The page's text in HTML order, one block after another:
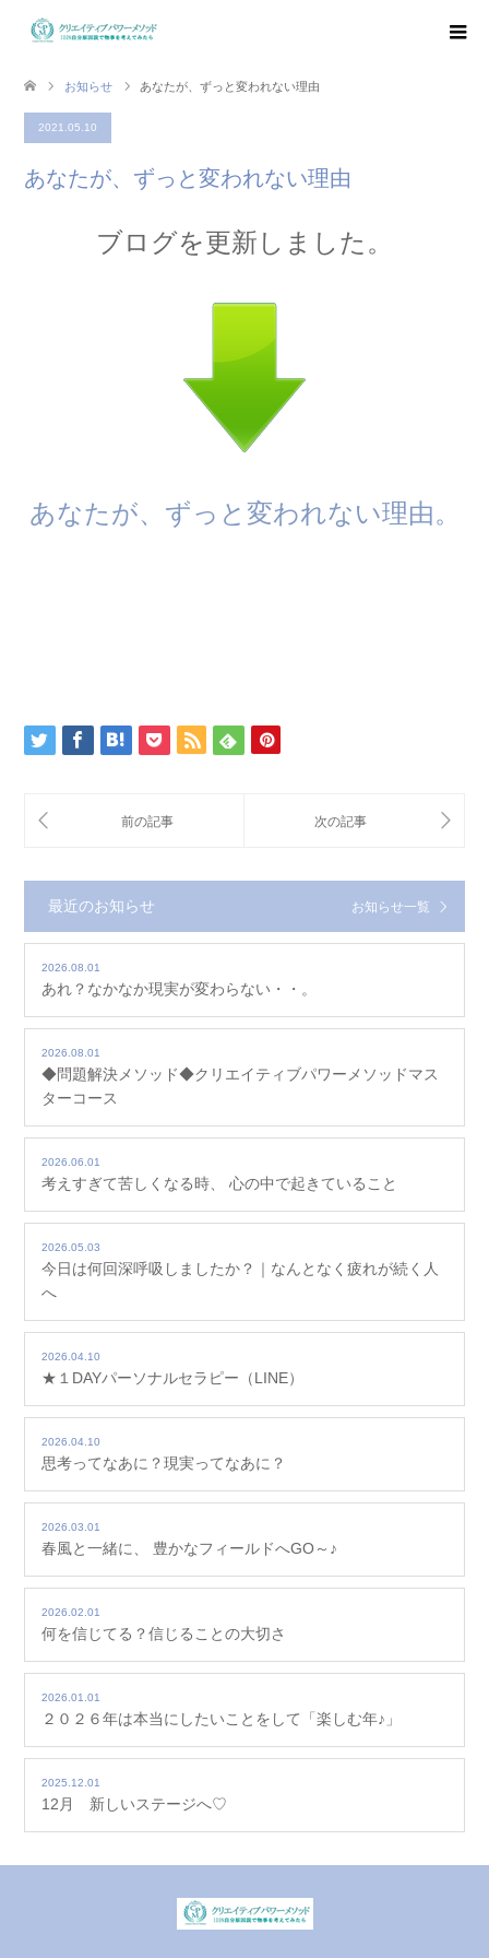
お知らせ あなたが、ずっと変われない理由
2021.05.10
あなたが、ずっと変われない理由
ブログを更新しました。
あなたが、ずっと変われない理由。
最近のお知らせ お知らせ一覧
2026.08.01
あれ？なかなか現実が変わらない・・。
2026.08.01
◆問題解決メソッド◆クリエイティブパワーメソッドマス
ターコース
2026.06.01
考えすぎて苦しくなる時、 心の中で起きていること
2026.05.03
今日は何回深呼吸しましたか？｜なんとなく疲れが続く人
へ
2026.04.10
★１DAYパーソナルセラピー（LINE）
2026.04.10
思考ってなあに？現実ってなあに？
2026.03.01
春風と一緒に、 豊かなフィールドへGO～♪
2026.02.01
何を信じてる？信じることの大切さ
2026.01.01
２０２６年は本当にしたいことをして「楽しむ年♪」
2025.12.01
12月 新しいステージへ♡